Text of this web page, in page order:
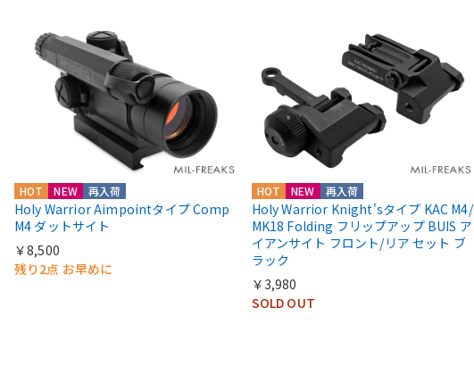
HOT NEW 再入荷
Holy Warrior Aimpointタイプ Comp
M4 ダットサイト
￥8,500
残り2点 お早めに
HOT NEW 再入荷
Holy Warrior Knight'sタイプ KAC M4/
MK18 Folding フリップアップ BUIS ア
イアンサイト フロント/リア セット ブ
ラック
￥3,980
SOLD OUT